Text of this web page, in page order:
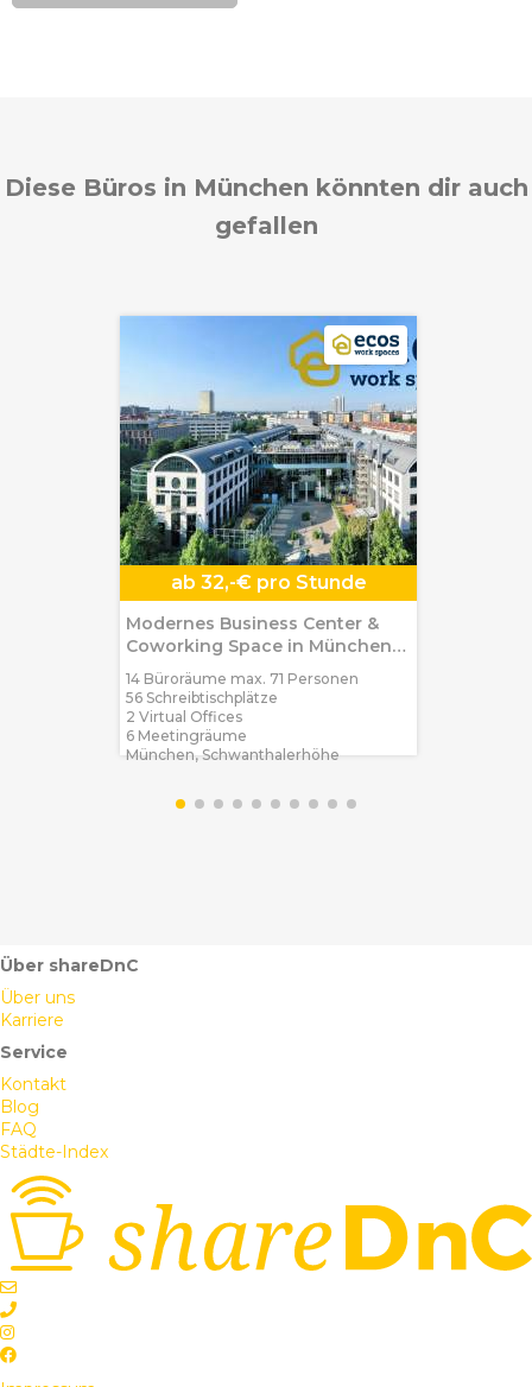
Diese Büros in München könnten dir auch
gefallen
ab 32,-€ pro Stunde
Modernes Business Center &
Coworking Space in München-
Schwanthalerhöhe
14 Büroräume max. 71 Personen
56 Schreibtischplätze
2 Virtual Offices
6 Meetingräume
München, Schwanthalerhöhe
Über shareDnC
Über uns
Karriere
Service
Kontakt
Blog
FAQ
Städte-Index